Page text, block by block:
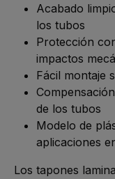
Acabado
los tubos
Protección
impactos
Fácil montaje
de los tubos
Modelo de
aplicaciones
Los tapones